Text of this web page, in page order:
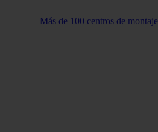
Más de 100 centros de montaje